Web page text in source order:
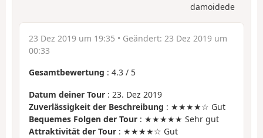
damoidede
23 Dez 2019 um 19:35 • Geändert: 23 Dez 2019 um
00:33
Gesamtbewertung : 4.3 / 5
Datum deiner Tour : 23. Dez 2019
Zuverlässigkeit der Beschreibung : ★★★★☆ Gut
Bequemes Folgen der Tour : ★★★★★ Sehr gut
Attraktivität der Tour : ★★★★☆ Gut